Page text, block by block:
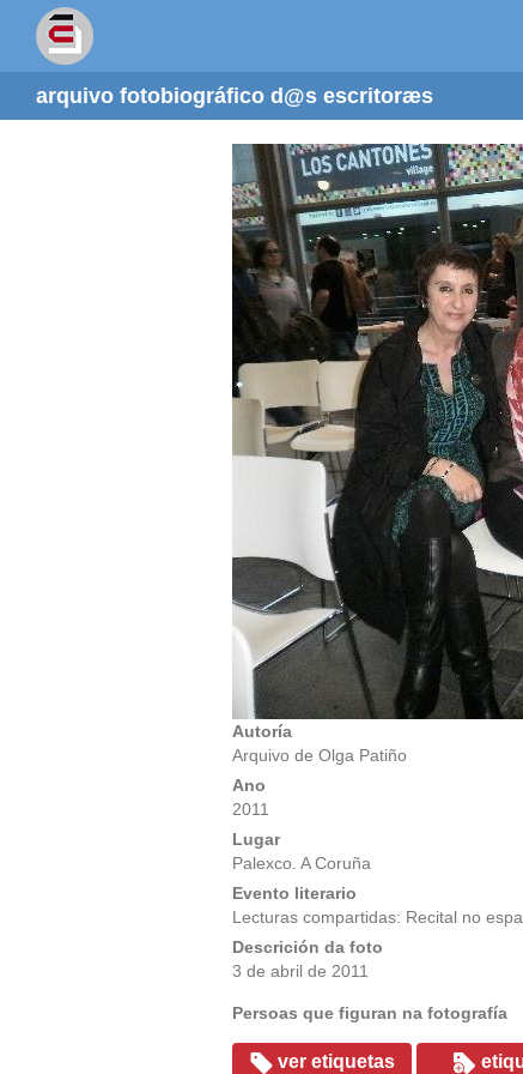
arquivo fotobiográfico d@s escritoræs
Autoría
Arquivo de Olga Patiño
Ano
2011
Lugar
Palexco. A Coruña
Evento literario
Lecturas compartidas: Recital no
Descrición da foto
3 de abril de 2011
Persoas que figuran na fotografía
ver etiquetas